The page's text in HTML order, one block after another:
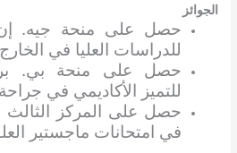
الجوائز
للدراسات العليا في
للتميز الأكاديمي في
حصل على المركز
في امتحانات ماجستير